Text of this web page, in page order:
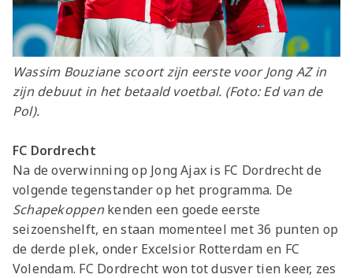
Wassim Bouziane scoort zijn eerste voor Jong AZ in
zijn debuut in het betaald voetbal. (Foto: Ed van de
Pol).
FC Dordrecht
Na de overwinning op Jong Ajax is FC Dordrecht de
volgende tegenstander op het programma. De
Schapekoppenkenden een goede eerste
seizoenshelft, en staan momenteel met 36 punten op
de derde plek, onder Excelsior Rotterdam en FC
Volendam. FC Dordrecht won tot dusver tien keer, zes